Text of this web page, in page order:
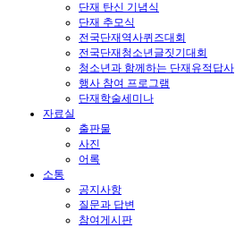
단재 탄신 기념식
단재 추모식
전국단재역사퀴즈대회
전국단재청소년글짓기대회
청소년과 함께하는 단재유적답사
행사 참여 프로그램
단재학술세미나
자료실
출판물
사진
어록
소통
공지사항
질문과 답변
참여게시판